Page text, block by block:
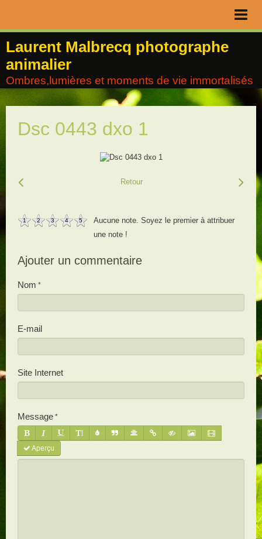
Page d'accueil
Livre d'or
Contact
Album
Agenda
Laurent Malbrecq photographe
animalier
Ombres,lumières et moments de vie immortalisés
Dsc 0443 dxo 1
Retour
1 2 3 4 5
Aucune note. Soyez le premier à attribuer
une note !
Ajouter un commentaire
Nom
E-mail
Site Internet
Message
Aperçu